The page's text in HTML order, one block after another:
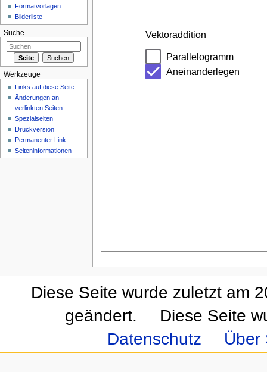
Formatvorlagen
Bilderliste
Suche
Werkzeuge
Links auf diese Seite
Änderungen an
verlinkten Seiten
Spezialseiten
Druckversion
Permanenter Link
Seiteninformationen
Diese Seite wurde zuletzt am
geändert.
Diese Seite
Datenschutz
Über